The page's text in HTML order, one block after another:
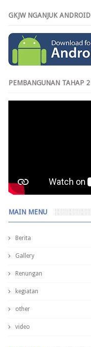
GKJW NGANJUK ANDROID
PEMBANGUNAN TAHAP 2
MAIN MENU
Berita
Gallery
Renungan
kegiatan
other
video